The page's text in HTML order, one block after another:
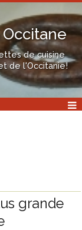
de cuisine
de l'Occitanie!
grande